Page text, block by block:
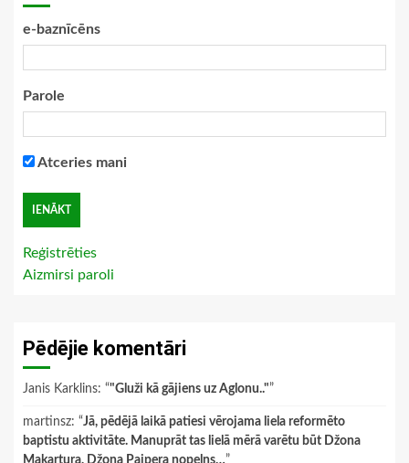
e-baznīcēns
Parole
Atceries mani
Reģistrēties
Aizmirsi paroli
Pēdējie komentāri
Janis Karklins: “"Gluži kā gājiens uz Aglonu.."”
martinsz: “Jā, pēdējā laikā patiesi vērojama liela reformēto
baptistu aktivitāte. Manuprāt tas lielā mērā varētu būt Džona
Makartura, Džona Paipera nopelns…”